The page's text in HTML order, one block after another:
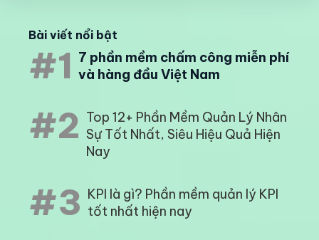
Bài viết nổi bật
#1 7 phần mềm chấm công miễn phí
và hàng đầu Việt Nam
#2 Top 12+ Phần Mềm Quản Lý Nhân
Sự Tốt Nhất, Siêu Hiệu Quả Hiện
Nay
#3 KPI là gì? Phần mềm quản lý KPI
tốt nhất hiện nay